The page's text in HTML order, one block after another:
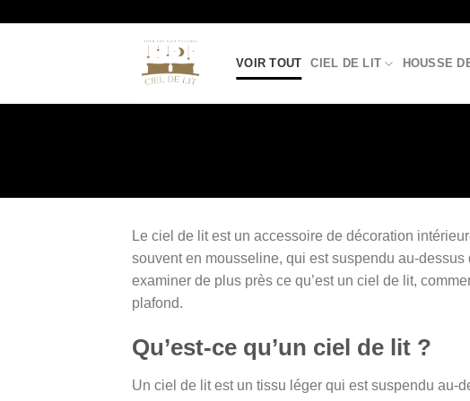
VOIR TOUT CIEL DE LIT HOUSSE
Le ciel de lit est un accessoire de décoration
souvent en mousseline, qui est suspendu au-
examiner de plus près ce qu’est un ciel de lit,
plafond.
Qu’est-ce qu’un ciel de lit ?
Un ciel de lit est un tissu léger qui est suspendu au-